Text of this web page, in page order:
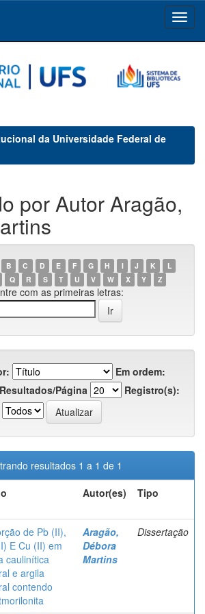
da Universidade Federal de
por Autor Aragão,
B C D E F G H I J K
L
Q R S T U V W X Y Z
com as primeiras letras:
Em ordem:
Resultados/Página
Registro(s):
resultados 1 a 1 de 1
Autor(es) Tipo
de Pb (II),
E Cu (II) em
caulinítica
e argila
contendo
Aragão,
Débora
Martins
Dissertação